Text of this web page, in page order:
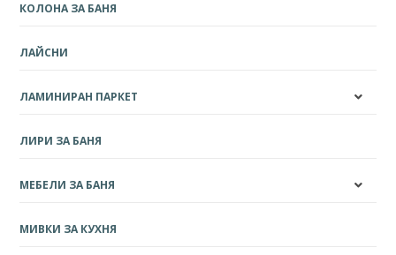
КОЛОНА ЗА БАНЯ
ЛАЙСНИ
ЛАМИНИРАН ПАРКЕТ
ЛИРИ ЗА БАНЯ
МЕБЕЛИ ЗА БАНЯ
МИВКИ ЗА КУХНЯ